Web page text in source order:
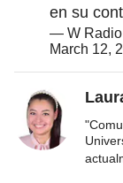
en su
— W Radio
March 12,